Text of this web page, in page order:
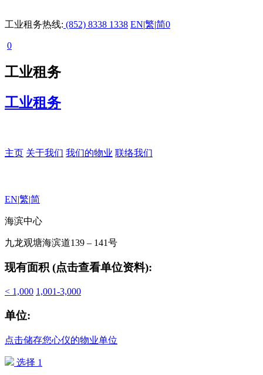
工业租务热线: (852) 8338 1338 EN|繁|简0
0
工业租务
工业租务
主页 关于我们 我们的物业 联络我们
EN|繁|简
海滨中心
九龙观塘海滨道139 – 141号
现有面积 (点击查看单位资料):
< 1,000 1,001-3,000
单位:
点击储存您心仪的物业单位
选择 1